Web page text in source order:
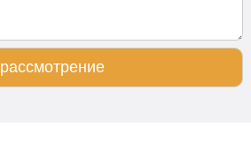
рассмотрение